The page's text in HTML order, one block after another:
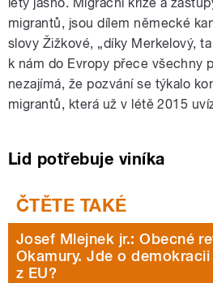
migrantů, jsou dílem německé
slovy Žižkové, „díky Merkelový,
k nám do Evropy přece všechny
nezajímá, že pozvání se týkalo
migrantů, která už v létě 2015
Lid potřebuje viníka
Josef Mlejnek jr.: Obecné
Okamury. Jde o
z EU?